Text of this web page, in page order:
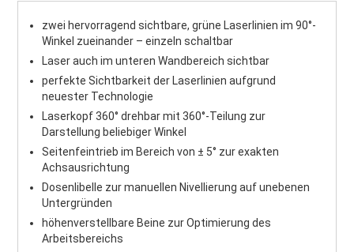
zwei hervorragend sichtbare, grüne Laserlinien im 90°-
Winkel zueinander – einzeln schaltbar
Laser auch im unteren Wandbereich sichtbar
perfekte Sichtbarkeit der Laserlinien aufgrund
neuester Technologie
Laserkopf 360° drehbar mit 360°-Teilung zur
Darstellung beliebiger Winkel
Seitenfeintrieb im Bereich von ± 5° zur exakten
Achsausrichtung
Dosenlibelle zur manuellen Nivellierung auf unebenen
Untergründen
höhenverstellbare Beine zur Optimierung des
Arbeitsbereichs